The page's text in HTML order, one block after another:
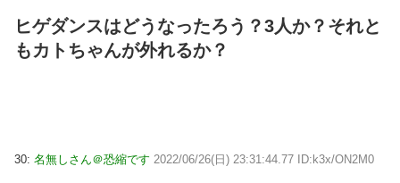
ヒゲダンスはどうなったろう？3人か？それと
もカトちゃんが外れるか？
30: 名無しさん＠恐縮です 2022/06/26(日) 23:31:44.77 ID:k3x/ON2M0